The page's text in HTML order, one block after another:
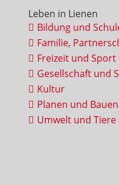
Leben in Lienen
Bildung und
Familie,
Freizeit und Sport
Gesellschaft und
Kultur
Planen und Bauen
Umwelt und Tiere